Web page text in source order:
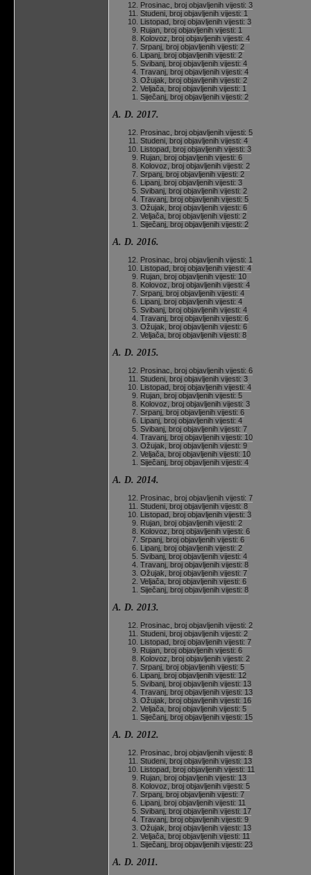
Prosinac, broj objavljenih vijesti: 3
Studeni, broj objavljenih vijesti: 1
Listopad, broj objavljenih vijesti: 3
Rujan, broj objavljenih vijesti: 1
Kolovoz, broj objavljenih vijesti: 4
Srpanj, broj objavljenih vijesti: 2
Lipanj, broj objavljenih vijesti: 2
Svibanj, broj objavljenih vijesti: 4
Travanj, broj objavljenih vijesti: 4
Ožujak, broj objavljenih vijesti: 2
Veljača, broj objavljenih vijesti: 1
Siječanj, broj objavljenih vijesti: 2
A. D. 2017.
Prosinac, broj objavljenih vijesti: 5
Studeni, broj objavljenih vijesti: 4
Listopad, broj objavljenih vijesti: 3
Rujan, broj objavljenih vijesti: 6
Kolovoz, broj objavljenih vijesti: 2
Srpanj, broj objavljenih vijesti: 2
Lipanj, broj objavljenih vijesti: 3
Svibanj, broj objavljenih vijesti: 2
Travanj, broj objavljenih vijesti: 5
Ožujak, broj objavljenih vijesti: 6
Veljača, broj objavljenih vijesti: 2
Siječanj, broj objavljenih vijesti: 2
A. D. 2016.
Prosinac, broj objavljenih vijesti: 1
Listopad, broj objavljenih vijesti: 4
Rujan, broj objavljenih vijesti: 10
Kolovoz, broj objavljenih vijesti: 4
Srpanj, broj objavljenih vijesti: 4
Lipanj, broj objavljenih vijesti: 4
Svibanj, broj objavljenih vijesti: 4
Travanj, broj objavljenih vijesti: 6
Ožujak, broj objavljenih vijesti: 6
Veljača, broj objavljenih vijesti: 8
A. D. 2015.
Prosinac, broj objavljenih vijesti: 6
Studeni, broj objavljenih vijesti: 3
Listopad, broj objavljenih vijesti: 4
Rujan, broj objavljenih vijesti: 5
Kolovoz, broj objavljenih vijesti: 3
Srpanj, broj objavljenih vijesti: 6
Lipanj, broj objavljenih vijesti: 4
Svibanj, broj objavljenih vijesti: 7
Travanj, broj objavljenih vijesti: 10
Ožujak, broj objavljenih vijesti: 9
Veljača, broj objavljenih vijesti: 10
Siječanj, broj objavljenih vijesti: 4
A. D. 2014.
Prosinac, broj objavljenih vijesti: 7
Studeni, broj objavljenih vijesti: 8
Listopad, broj objavljenih vijesti: 3
Rujan, broj objavljenih vijesti: 2
Kolovoz, broj objavljenih vijesti: 6
Srpanj, broj objavljenih vijesti: 6
Lipanj, broj objavljenih vijesti: 2
Svibanj, broj objavljenih vijesti: 4
Travanj, broj objavljenih vijesti: 8
Ožujak, broj objavljenih vijesti: 7
Veljača, broj objavljenih vijesti: 6
Siječanj, broj objavljenih vijesti: 8
A. D. 2013.
Prosinac, broj objavljenih vijesti: 2
Studeni, broj objavljenih vijesti: 2
Listopad, broj objavljenih vijesti: 7
Rujan, broj objavljenih vijesti: 6
Kolovoz, broj objavljenih vijesti: 2
Srpanj, broj objavljenih vijesti: 5
Lipanj, broj objavljenih vijesti: 12
Svibanj, broj objavljenih vijesti: 13
Travanj, broj objavljenih vijesti: 13
Ožujak, broj objavljenih vijesti: 16
Veljača, broj objavljenih vijesti: 5
Siječanj, broj objavljenih vijesti: 15
A. D. 2012.
Prosinac, broj objavljenih vijesti: 8
Studeni, broj objavljenih vijesti: 13
Listopad, broj objavljenih vijesti: 11
Rujan, broj objavljenih vijesti: 13
Kolovoz, broj objavljenih vijesti: 5
Srpanj, broj objavljenih vijesti: 7
Lipanj, broj objavljenih vijesti: 11
Svibanj, broj objavljenih vijesti: 17
Travanj, broj objavljenih vijesti: 9
Ožujak, broj objavljenih vijesti: 13
Veljača, broj objavljenih vijesti: 11
Siječanj, broj objavljenih vijesti: 23
A. D. 2011.